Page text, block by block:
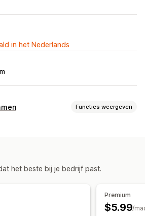
in het Nederlands
Functies weergeven
Tooltips
het beste bij je bedrijf past.
Premium
$5.99/